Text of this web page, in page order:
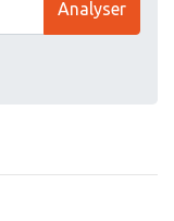
Analyser